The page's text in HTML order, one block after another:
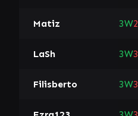
Matiz 3W2
LaSh 3W3
Filisberto 3W3